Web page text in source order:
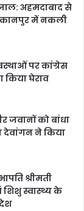
अहमदाबाद से
कानपुर में नकली
पर कांग्रेस
घेराव
जवानों को बांधा
देवांगन ने किया
श्रीमती
स्वास्थ्य के